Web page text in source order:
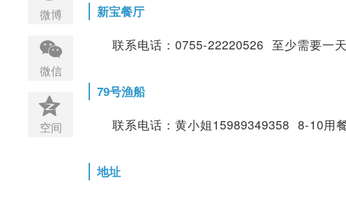
新宝餐厅
联系电话：0755-22220526 至少需要一
79号渔船
联系电话：黄小姐15989349358 8-10用
地址
微博
微信
空间